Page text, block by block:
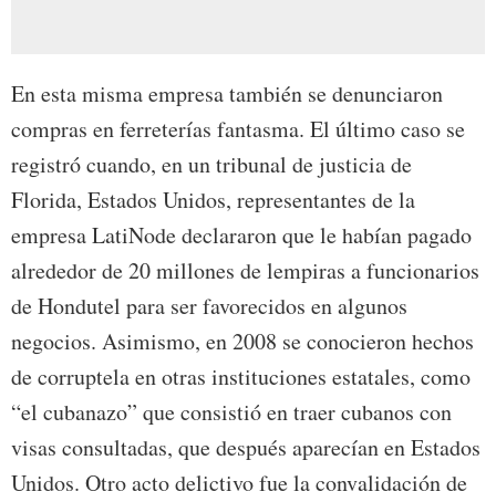
En esta misma empresa también se denunciaron
compras en ferreterías fantasma. El último caso se
registró cuando, en un tribunal de justicia de
Florida, Estados Unidos, representantes de la
empresa LatiNode declararon que le habían pagado
alrededor de 20 millones de lempiras a funcionarios
de Hondutel para ser favorecidos en algunos
negocios. Asimismo, en 2008 se conocieron hechos
de corruptela en otras instituciones estatales, como
“el cubanazo” que consistió en traer cubanos con
visas consultadas, que después aparecían en Estados
Unidos. Otro acto delictivo fue la convalidación de